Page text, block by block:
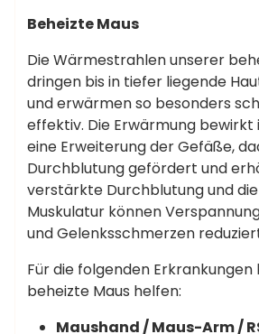
Beheizte Maus
Die Wärmestrahlen unserer
dringen bis in tiefer liegende
und erwärmen so besonders
effektiv. Die Erwärmung
eine Erweiterung der Gefäße,
Durchblutung gefördert und
verstärkte Durchblutung und
Muskulatur können
und Gelenksschmerzen
Für die folgenden Erkrankungen
beheizte Maus helfen:
Maushand / Maus-Arm /